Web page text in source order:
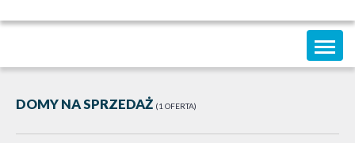
DOMY NA SPRZEDAŻ 1 OFERTA